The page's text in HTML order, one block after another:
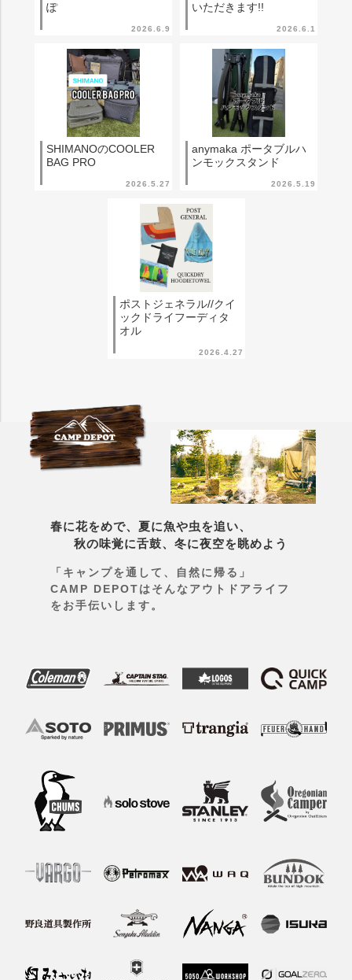
2026.6.9
ぽ
2026.6.1
いただきます!!
2026.5.27
SHIMANOのCOOLER
BAG PRO
2026.5.19
anymaka ポータブルハ
ンモックスタンド
2026.4.27
ポストジェネラル//クイ
ックドライフーディタ
オル
春に花をめで、夏に魚や虫を追い、
秋の味覚に舌鼓、冬に夜空を眺めよう
「キャンプを通して、自然に帰る」
CAMP DEPOTはそんなアウトドアライフ
をお手伝いします。